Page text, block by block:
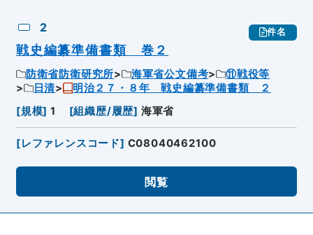
2 件名
戦史編纂準備書類 巻２
防衛省防衛研究所 海軍省公文備考
⑪戦役等
日清
明治２７・８年 戦史編纂準備書類 ２
[規模] 1 [組織歴/履歴] 海軍省
[レファレンスコード] C08040462100
閲覧